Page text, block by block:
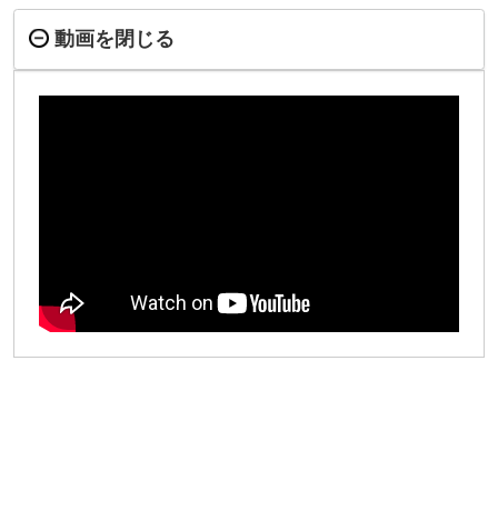
動画を閉じる